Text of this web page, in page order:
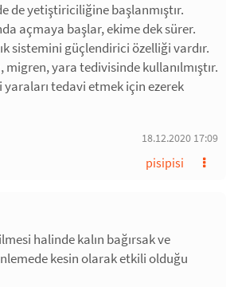
de yetiştiriciliğine başlanmıştır.
açmaya başlar, ekime dek sürer.
sistemini güçlendirici özelliği vardır.
yara tedivisinde kullanılmıştır.
yaraları tedavi etmek için ezerek
18.12.2020 17:09
pisipisi
halinde kalın bağırsak ve
kesin olarak etkili olduğu